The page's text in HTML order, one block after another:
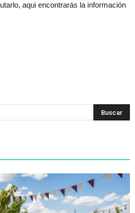
aqui encontrarás la información